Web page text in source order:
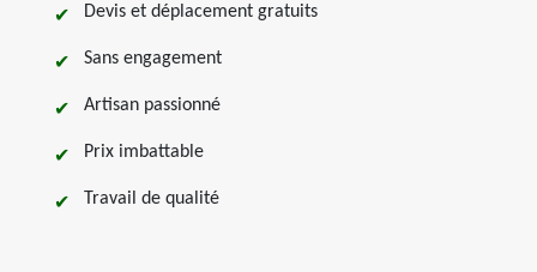
Devis et déplacement gratuits
Sans engagement
Artisan passionné
Prix imbattable
Travail de qualité